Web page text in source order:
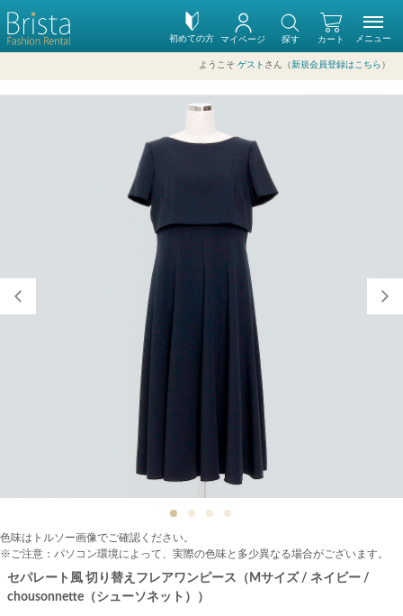
初めての方 カート
マイページ 探す
ようこそ ゲスト さん（新規会員登録はこちら ）
メニュー
色味はトルソー画像でご確認ください。
※ご注意：パソコン環境によって、実際の色味と多少異なる場合がございます。
セパレート風 切り替えフレアワンピース（Mサイズ / ネイビー /
chousonnette（シューソネット））